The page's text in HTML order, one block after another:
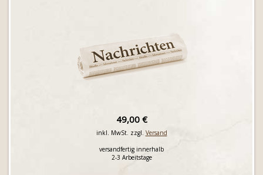
49,00 €
inkl. MwSt. zzgl. Versand
versandfertig innerhalb
2-3 Arbeitstage